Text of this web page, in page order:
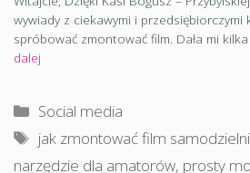
wywiady z ciekawymi i przedsiębiorczymi
spróbować zmontować film. Dała mi
dalej
Kategorie
Social media
Tagi
jak zmontować film
narzędzie dla amatorów, prosty